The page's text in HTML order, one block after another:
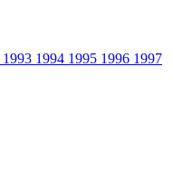
1993 1994 1995 1996 1997